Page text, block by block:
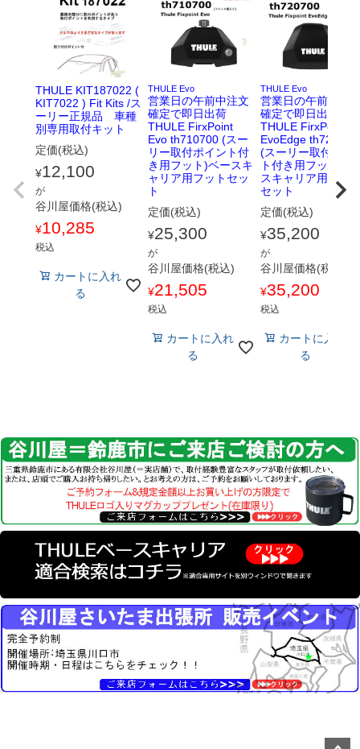
THULE KIT187022 (
KIT7022 ) Fit Kits /ス
ーリー正規品 車種
別専用取付キット
定価(税込)
¥12,100
が
谷川屋価格(税込)
¥10,285
税込
カートに入れ
る
THULE Evo
営業日の午前中注文
確定で即日出荷
THULE FirxPoint
Evo th710700 (スー
リー取付ポイント付
き用フット)ベースキ
ャリア用フットセッ
ト
定価(税込)
¥25,300
が
谷川屋価格(税込)
¥21,505
税込
カートに入れ
る
THULE Evo
営業日の午前中注
確定で即日出荷
THULE FirxPoint
EvoEdge th720700
(スーリー取付ポイ
ト付き用フット)ベ
スキャリア用フッ
セット
定価(税込)
¥35,200
が
谷川屋価格(税込)
¥35,200
税込
カートに入れ
る